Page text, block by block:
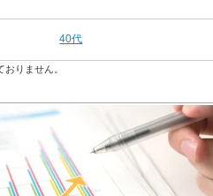
40代
りません。